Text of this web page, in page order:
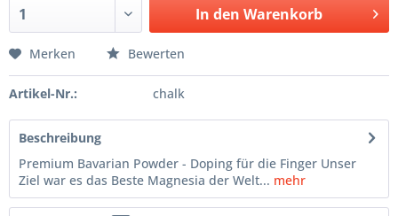
In den Warenkorb
Merken Bewerten
Artikel-Nr.: chalk
Beschreibung
Premium Bavarian Powder - Doping für die Finger Unser
Ziel war es das Beste Magnesia der Welt... mehr